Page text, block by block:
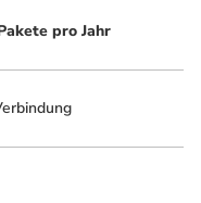
pro Jahr